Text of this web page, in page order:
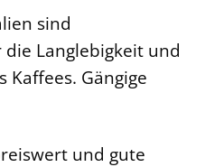
sind
Langlebigkeit und
Kaffees. Gängige
und gute